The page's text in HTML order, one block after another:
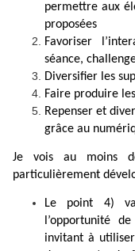
permettre aux
proposées
Favoriser
séance,
Diversifier les
Faire produire
Repenser et
grâce au
Je vois au moins
particulièrement
Le point 4)
l’opportunité
invitant à